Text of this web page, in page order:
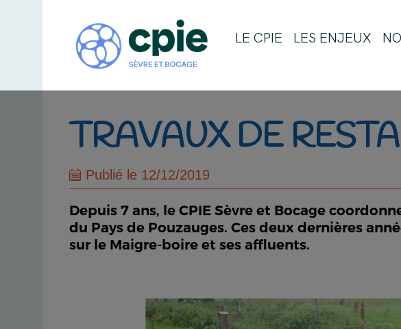
LE CPIE LES ENJEUX
TRAVAUX DE
Publié le 12/12/2019
Depuis 7 ans, le CPIE Sèvre et Bocage
du Pays de Pouzauges. Ces deux dernières
sur le Maigre-boire et ses affluents.